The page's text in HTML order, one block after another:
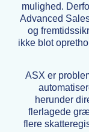
mulighed.
Advanced
og
ikke blot
ASX er
herunder
flerlagede
flere